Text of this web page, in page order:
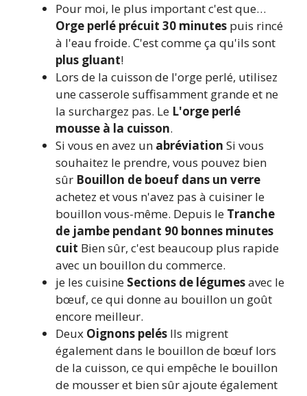
Pour moi, le plus important c'est que…
Orge perlé précuit 30 minutes puis rincé
à l'eau froide. C'est comme ça qu'ils sont
plus gluant!
Lors de la cuisson de l'orge perlé, utilisez
une casserole suffisamment grande et ne
la surchargez pas. Le L'orge perlé
mousse à la cuisson.
Si vous en avez un abréviation Si vous
souhaitez le prendre, vous pouvez bien
sûr Bouillon de boeuf dans un verre
achetez et vous n'avez pas à cuisiner le
bouillon vous-même. Depuis le Tranche
de jambe pendant 90 bonnes minutes
cuit Bien sûr, c'est beaucoup plus rapide
avec un bouillon du commerce.
je les cuisine Sections de légumesavec le
bœuf, ce qui donne au bouillon un goût
encore meilleur.
Deux Oignons pelés Ils migrent
également dans le bouillon de bœuf lors
de la cuisson, ce qui empêche le bouillon
de mousser et bien sûr ajoute également